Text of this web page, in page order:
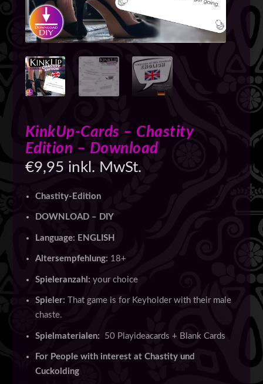
KinkUp-Cards – Chastity
Edition – Download
€9,95 inkl. MwSt.
Chastity-Edition
DOWNLOAD – DIY
Language: ENGLISH
Altersempfehlung: 18+
Spieleranzahl: your choice
Spieler: That game is for Keyholder with their male
chaste.
Spielmaterialen: 50 Playideacards + Blank Cards
For People with interest at Chastity und
Cuckolding